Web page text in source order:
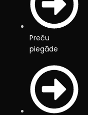
Preču
piegāde